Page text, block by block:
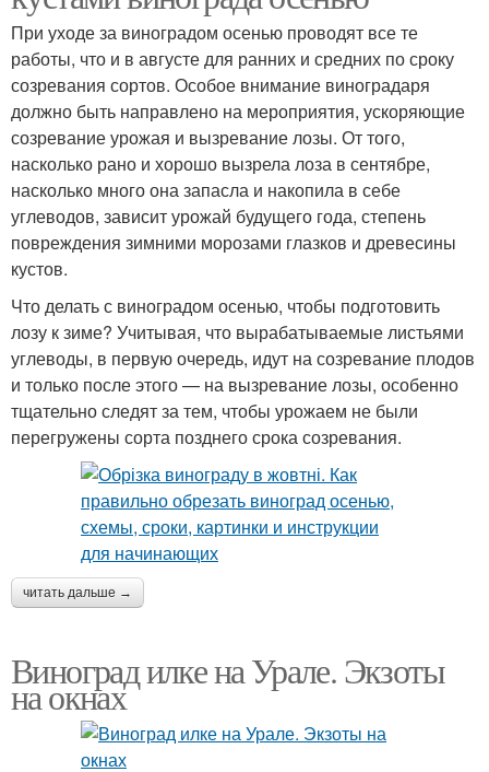
При уходе за виноградом осенью проводят все те
работы, что и в августе для ранних и средних по сроку
созревания сортов. Особое внимание виноградаря
должно быть направлено на мероприятия, ускоряющие
созревание урожая и вызревание лозы. От того,
насколько рано и хорошо вызрела лоза в сентябре,
насколько много она запасла и накопила в себе
углеводов, зависит урожай будущего года, степень
повреждения зимними морозами глазков и древесины
кустов.
Что делать с виноградом осенью, чтобы подготовить
лозу к зиме? Учитывая, что вырабатываемые листьями
углеводы, в первую очередь, идут на созревание плодов
и только после этого — на вызревание лозы, особенно
тщательно следят за тем, чтобы урожаем не были
перегружены сорта позднего срока созревания.
читать дальше →
Виноград илке на Урале. Экзоты
на окнах